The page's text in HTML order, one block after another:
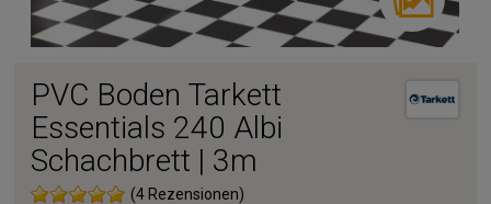
PVC Boden Tarkett
Essentials 240 Albi
Schachbrett | 3m
(4 Rezensionen)